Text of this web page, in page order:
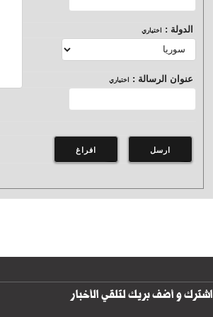
الدولة : اختياري
عنوان الرسالة : اختياري
اشترك و أضف بريك لتلقي الأخبار